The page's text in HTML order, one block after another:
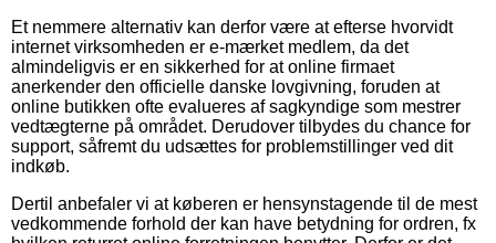
Et nemmere alternativ kan derfor være at efterse hvorvidt
internet virksomheden er e-mærket medlem, da det
almindeligvis er en sikkerhed for at online firmaet
anerkender den officielle danske lovgivning, foruden at
online butikken ofte evalueres af sagkyndige som mestrer
vedtægterne på området. Derudover tilbydes du chance for
support, såfremt du udsættes for problemstillinger ved dit
indkøb.
Dertil anbefaler vi at køberen er hensynstagende til de mest
vedkommende forhold der kan have betydning for ordren, fx